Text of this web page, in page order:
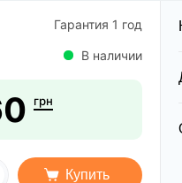
Гарантия 1 год
В наличии
грн
Купить